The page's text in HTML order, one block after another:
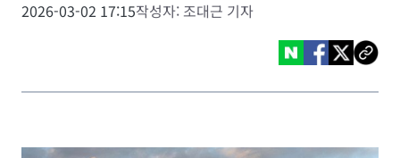
2026-03-02 17:15작성자: 조대근 기자